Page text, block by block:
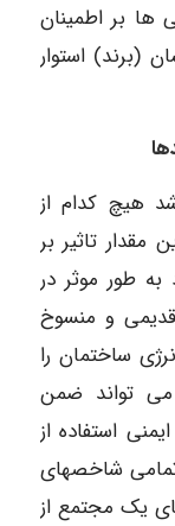
ها بر اطمینان
استوار
هیچ کدام از
تاثیر بر
به طور موثر در
و منسوخ
ساختمان را
تواند ضمن
استفاده از
تمامی شاخصهای
یک مجتمع از